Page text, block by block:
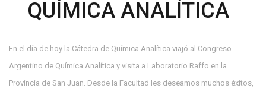
QUÍMICA ANALÍTICA
En el día de hoy la Cátedra de Química Analítica viajó al Congreso
Argentino de Química Analítica y visita a Laboratorio Raffo en la
Provincia de San Juan. Desde la Facultad les deseamos muchos éxitos,